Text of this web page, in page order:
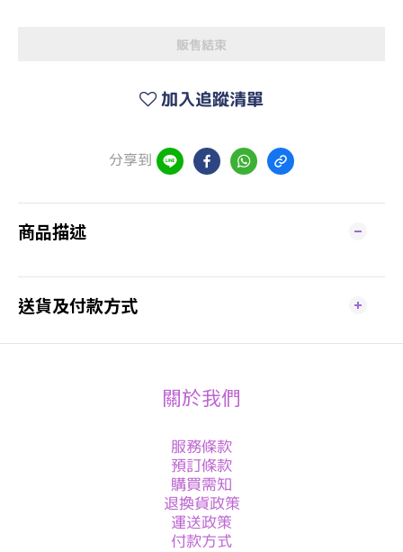
販售結束
加入追蹤清單
分享到
商品描述
送貨及付款方式
關於我們
服務條款
預訂條款
購買需知
退換貨政策
運送政策
付款方式